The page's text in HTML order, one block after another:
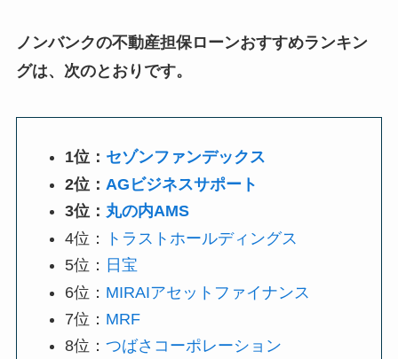
ノンバンクの不動産担保ローンおすすめランキン
グは、次のとおりです。
1位： セゾンファンデックス
2位： AGビジネスサポート
3位： 丸の内AMS
4位：
トラストホールディングス
5位： 日宝
6位： MIRAIアセットファイナンス
7位： MRF
8位： つばさコーポレーション